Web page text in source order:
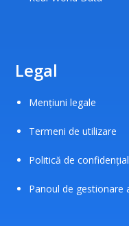
Legal
Mențiuni legale
Termeni de utilizare
Politică de
Panoul de gestionare